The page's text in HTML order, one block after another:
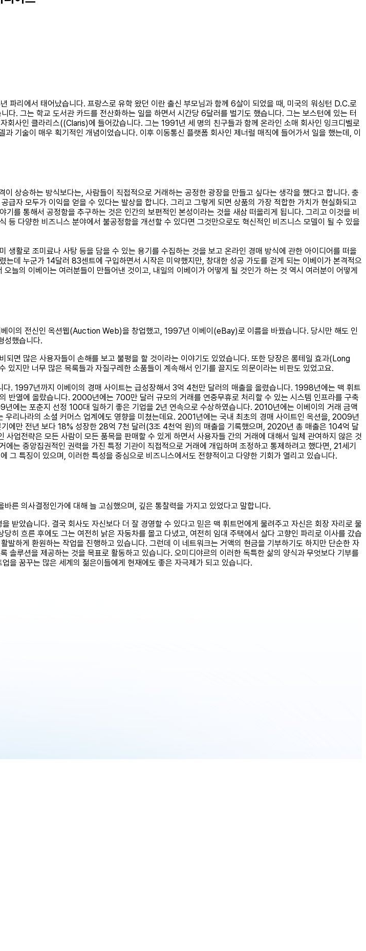
리에서 태어났습니다. 프랑스로 유학 왔던 이란 출신 부모님과 함께 6살이 되었을 때, 미국의 워싱턴 D.C.로
. 그는 학교 도서관 카드를 전산화하는 일을 하면서 시간당 6달러를 벌기도 했습니다. 그는 보스턴에 있는 터
사인 클라리스((Claris)에 들어갔습니다. 그는 1991년 세 명의 친구들과 함께 온라인 소매 회사인 잉크디벨로
기술이 매우 획기적인 개념이었습니다. 이후 이동통신 플랫폼 회사인 제너럴 매직에 들어가서 일을 했는데, 이
상승하는 방식보다는, 사람들이 직접적으로 거래하는 공정한 광장을 만들고 싶다는 생각을 했다고 합니다. 충
자 모두가 이익을 얻을 수 있다는 발상을 합니다. 그리고 그렇게 되면 상품의 가장 적합한 가치가 현실화되고
를 통해서 공정함을 추구하는 것은 인간의 보편적인 본성이라는 것을 새삼 떠올리게 됩니다. 그리고 이것을 비
다양한 비즈니스 분야에서 불공정함을 개선할 수 있다면 그것만으로도 혁신적인 비즈니스 모델이 될 수 있을
활로 조미료나 사탕 등을 담을 수 있는 용기를 수집하는 것을 보고 온라인 경매 방식에 관한 아이디어를 떠올
데 누군가 14달러 83센트에 구입하면서 시작은 미약했지만, 창대한 성공 가도를 걷게 되는 이베이가 본격적으
늘의 이베이는 여러분들이 만들어낸 것이고, 내일의 이베이가 어떻게 될 것인가 하는 것 역시 여러분이 어떻게
이의 전신인 옥션웹(Auction Web)을 창업했고, 1997년 이베이(eBay)로 이름을 바꿨습니다. 당시만 해도 인
성했습니다.
면 많은 사용자들이 손해를 보고 불평을 할 것이라는 이야기도 있었습니다. 또한 당장은 롱테일 효과(Long
지만 너무 많은 목록들과 자질구레한 소품들이 계속해서 인기를 끌지도 의문이라는 비판도 있었고요.
. 1997년까지 이베이의 경매 사이트는 급성장해서 3억 4천만 달러의 매출을 올렸습니다. 1998년에는 맥 휘트
열에 올랐습니다. 2000년에는 700만 달러 규모의 거래를 연중무휴로 처리할 수 있는 시스템 인프라를 구축
에는 포춘지 선정 100대 일하기 좋은 기업을 2년 연속으로 수상하였습니다. 2010년에는 이베이의 거래 금액
리나라의 소셜 커머스 업계에도 영향을 미쳤는데요. 2001년에는 국내 최초의 경매 사이트인 옥션을, 2009년
에만 전년 보다 18% 성장한 28억 7천 달러(3조 4천억 원)의 매출을 기록했으며, 2020년 총 매출은 104억 달
업전략은 모든 사람이 모든 품목을 판매할 수 있게 하면서 사용자들 간의 거래에 대해서 일체 관여하지 않은 것
는 중앙집권적인 권력을 가진 특정 기관이 직접적으로 거래에 개입하며 조정하고 통제하려고 했다면, 21세기
특징이 있으며, 이러한 특성을 중심으로 비즈니스에서도 전향적이고 다양한 기회가 열리고 있습니다.
른 의사결정인가에 대해 늘 고심했으며, 깊은 통찰력을 가지고 있었다고 말합니다.
받았습니다. 결국 회사도 자신보다 더 잘 경영할 수 있다고 믿은 맥 휘트먼에게 물려주고 자신은 회장 자리로 물
히 흐른 후에도 그는 여전히 낡은 자동차를 몰고 다녔고, 여전히 임대 주택에서 살다 고향인 파리로 이사를 갔습
하게 환원하는 작업을 진행하고 있습니다. 그런데 이 네트워크는 거액의 현금을 기부하기도 하지만 단순한 자
루션을 제공하는 것을 목표로 활동하고 있습니다. 오미디야르의 이러한 독특한 삶의 양식과 무엇보다 기부를
을 꿈꾸는 많은 세계의 젊은이들에게 현재에도 좋은 자극제가 되고 있습니다.